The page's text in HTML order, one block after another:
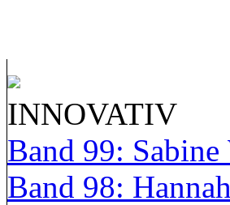
INNOVATIV
Band 99:
Band 98: